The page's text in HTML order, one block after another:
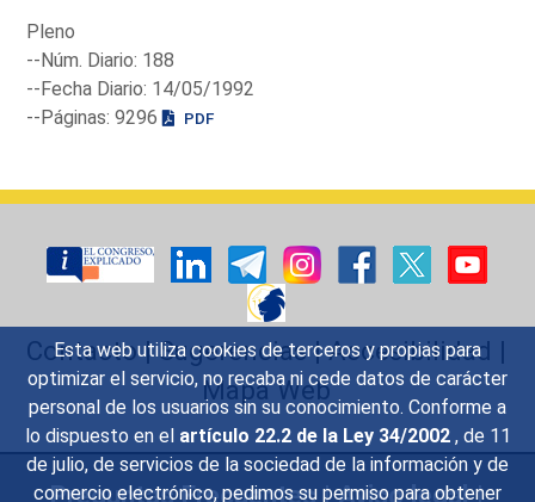
Esta web utiliza cookies de terceros y propias para
optimizar el servicio, no recaba ni cede datos de carácter
personal de los usuarios sin su conocimiento. Conforme a
lo dispuesto en el artículo 22.2 de la Ley 34/2002 , de 11
de julio, de servicios de la sociedad de la información y de
comercio electrónico, pedimos su permiso para obtener
Pleno
--Núm. Diario: 188
--Fecha Diario: 14/05/1992
--Páginas: 9296
PDF
Contacto|Sugerencias|Accesibilidad |
Mapa Web
Preguntas Frecuentes|Aviso legal|